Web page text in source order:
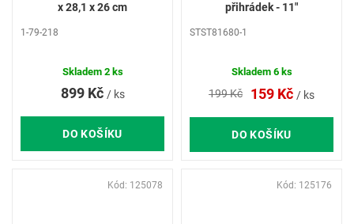
x 28,1 x 26 cm
899 Kč / ks
DO KOŠÍKU
1-79-218
Skladem 2 ks
přihrádek - 11"
199 Kč 159 Kč / ks
DO KOŠÍKU
STST81680-1
Skladem 6 ks
Kód: 125078 Kód: 125176